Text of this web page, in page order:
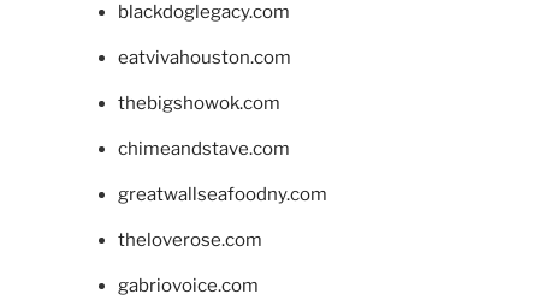
blackdoglegacy.com
eatvivahouston.com
thebigshowok.com
chimeandstave.com
greatwallseafoodny.com
theloverose.com
gabriovoice.com